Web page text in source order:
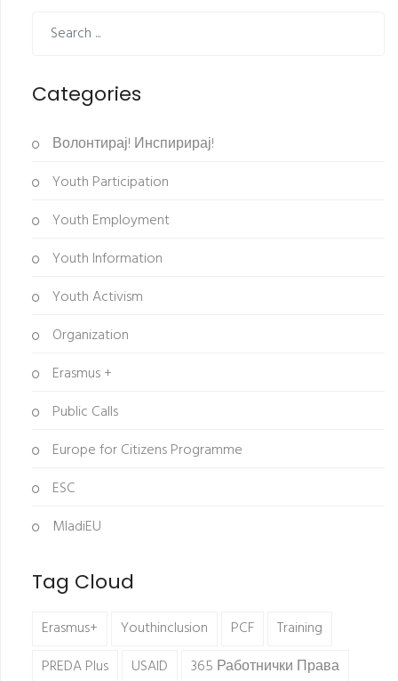
Categories
Волонтирај! Инспирирај!
Youth Participation
Youth Employment
Youth Information
Youth Activism
Organization
Erasmus +
Public Calls
Europe for Citizens Programme
ESC
MladiEU
Tag Cloud
Erasmus+ Youthinclusion PCF
Training
PREDA Plus
USAID
365 Работнички Права